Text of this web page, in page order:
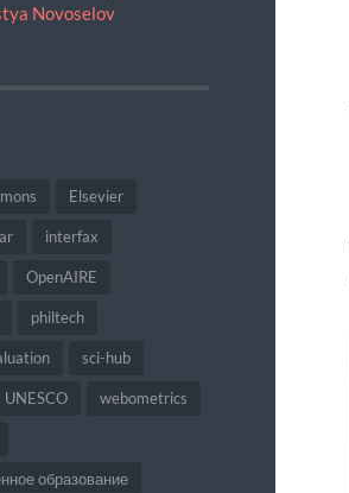
Novoselov
Elsevier
interfax
OpenAIRE
philtech
sci-hub
UNESCO webometrics
образование